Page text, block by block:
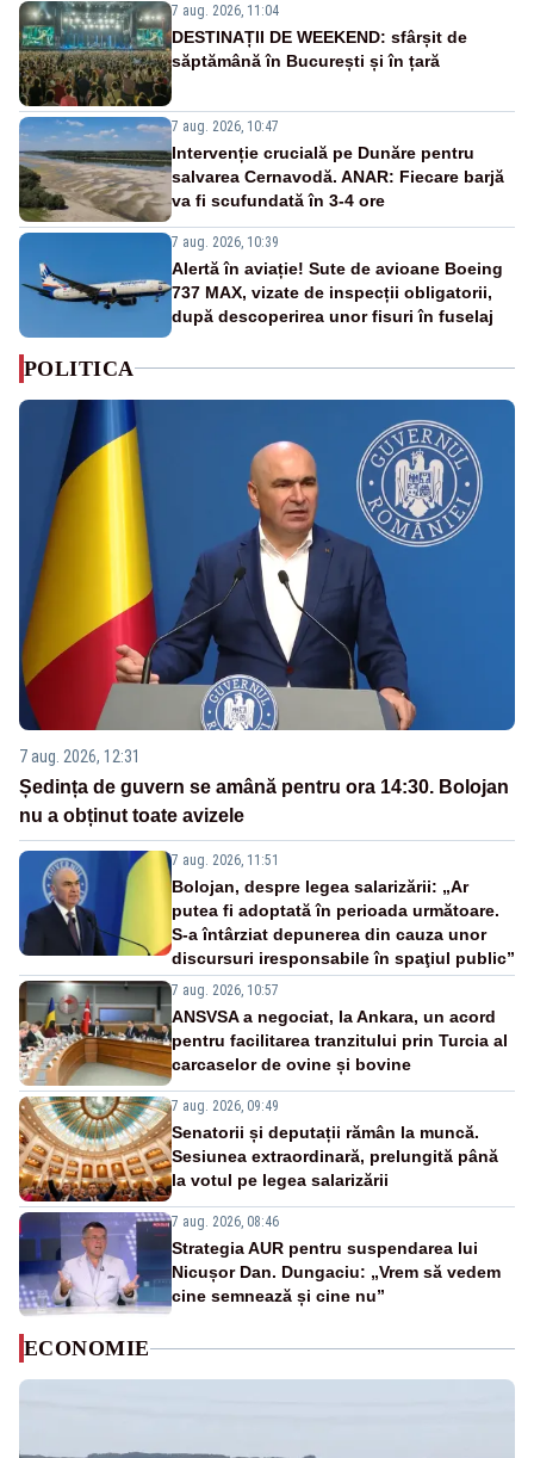
7 aug. 2026, 11:04
DESTINAȚII DE WEEKEND: sfârșit de
săptămână în București și în țară
7 aug. 2026, 10:47
Intervenție crucială pe Dunăre pentru
salvarea Cernavodă. ANAR: Fiecare barjă
va fi scufundată în 3-4 ore
7 aug. 2026, 10:39
Alertă în aviație! Sute de avioane Boeing
737 MAX, vizate de inspecții obligatorii,
după descoperirea unor fisuri în fuselaj
POLITICA
7 aug. 2026, 12:31
Ședința de guvern se amână pentru ora 14:30. Bolojan
nu a obținut toate avizele
7 aug. 2026, 11:51
Bolojan, despre legea salarizării: „Ar
putea fi adoptată în perioada următoare.
S-a întârziat depunerea din cauza unor
discursuri iresponsabile în spaţiul public”
7 aug. 2026, 10:57
ANSVSA a negociat, la Ankara, un acord
pentru facilitarea tranzitului prin Turcia al
carcaselor de ovine și bovine
7 aug. 2026, 09:49
Senatorii și deputații rămân la muncă.
Sesiunea extraordinară, prelungită până
la votul pe legea salarizării
7 aug. 2026, 08:46
Strategia AUR pentru suspendarea lui
Nicușor Dan. Dungaciu: „Vrem să vedem
cine semnează și cine nu”
ECONOMIE